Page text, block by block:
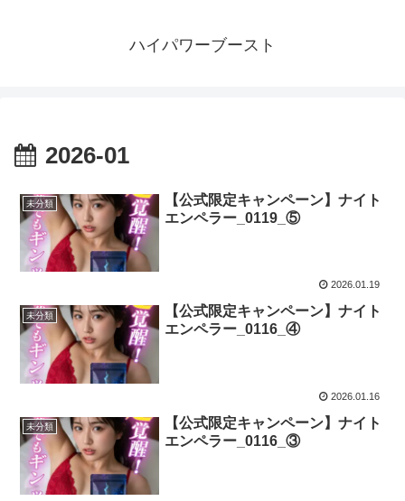
ハイパワーブースト
2026-01
未分類
【公式限定キャンペーン】ナイト
エンペラー_0119_⑤
2026.01.19
未分類
【公式限定キャンペーン】ナイト
エンペラー_0116_④
2026.01.16
未分類
【公式限定キャンペーン】ナイト
エンペラー_0116_③